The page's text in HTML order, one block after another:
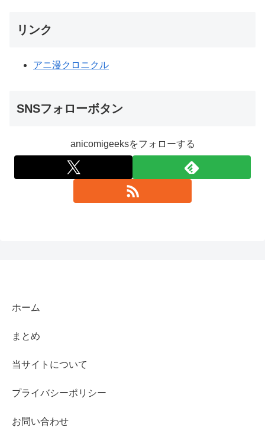
リンク
アニ漫クロニクル
SNSフォローボタン
anicomigeeksをフォローする
ホーム
まとめ
当サイトについて
プライバシーポリシー
お問い合わせ